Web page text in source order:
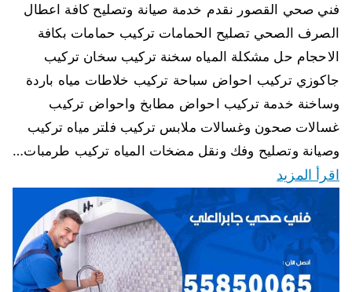
فني صحي القصور نقدم خدمة صيانة وتصليح كافة اعطال
الصرف الصحي تصليح الحمامات تركيب حمامات بكافة
الاحجام حل مشكلة المياه سخنة تركيب سخان تركيب
جاكوزي تركيب احواض سباحة تركيب خلاطات مياه باردة
وساخنة خدمة تركيب احواض مطابخ واحواض تركيب
غسالات صحون وغسالات ملابس تركيب فلتر مياه تركيب
وصيانة وتصليح وفك ونقل مضخات المياه تركيب طرمبات…
اقرأ المزيد